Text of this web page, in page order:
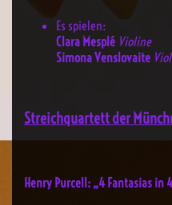
Es spielen:
Clara Mesplé Violine
Simona Venslovaite
Streichquartett der
Henry Purcell: „4 Fantasias in